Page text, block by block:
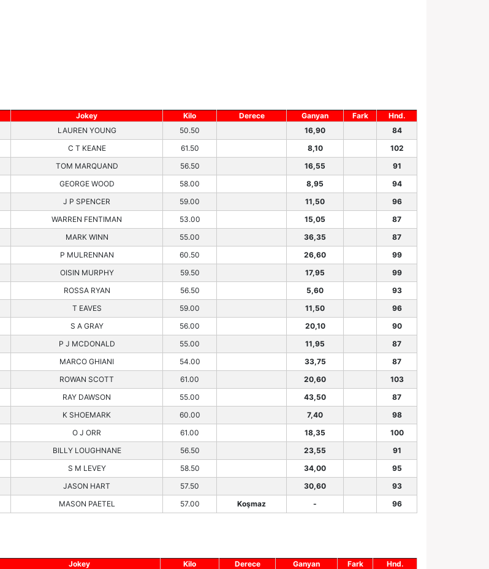
Jokey Kilo Derece Ganyan Fark
Hnd.
LAUREN YOUNG 50.50 16,90
84
C T KEANE 61.50 8,10
102
TOM MARQUAND 56.50 16,55
91
GEORGE WOOD 58.00 8,95
94
J P SPENCER 59.00 11,50
96
WARREN FENTIMAN 53.00 15,05
87
MARK WINN 55.00 36,35
87
P MULRENNAN 60.50 26,60
99
OISIN MURPHY 59.50 17,95
99
ROSSA RYAN 56.50 5,60
93
T EAVES 59.00 11,50
96
S A GRAY 56.00 20,10
90
P J MCDONALD 55.00 11,95
87
MARCO GHIANI 54.00 33,75
87
ROWAN SCOTT 61.00 20,60
103
RAY DAWSON 55.00 43,50
87
K SHOEMARK 60.00 7,40
98
O J ORR 61.00 18,35
100
BILLY LOUGHNANE 56.50 23,55
91
S M LEVEY 58.50 34,00
95
JASON HART 57.50 30,60
93
MASON PAETEL 57.00 Koşmaz - 96
Jokey Kilo Derece Ganyan Fark
Hnd.